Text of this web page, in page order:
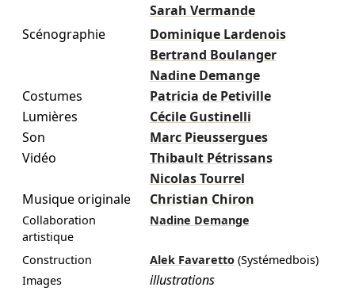
Sarah Vermande
Scénographie
Dominique Lardenois
Bertrand Boulanger
Nadine Demange
Costumes
Patricia de Petiville
Lumières
Cécile Gustinelli
Son
Marc Pieussergues
Vidéo
Thibault Pétrissans
Nicolas Tourrel
Musique originale
Christian Chiron
Collaboration
artistique
Nadine Demange
Construction Alek Favaretto (Systémedbois)
Images
illustrations